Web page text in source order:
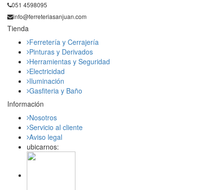
051 4598095
info@ferreteriasanjuan.com
Tienda
Ferretería y Cerrajería
Pinturas y Derivados
Herramientas y Seguridad
Electricidad
Iluminación
Gasfiteria y Baño
Información
Nosotros
Servicio al cliente
Aviso legal
ubicarnos: